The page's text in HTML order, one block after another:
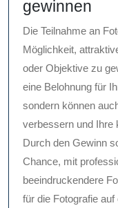
gewinnen
Die Teilnahme an
Möglichkeit,
oder Objektive zu
eine Belohnung für
sondern können
verbessern und Ihre
Durch den Gewinn
Chance, mit
beeindruckendere
für die Fotografie